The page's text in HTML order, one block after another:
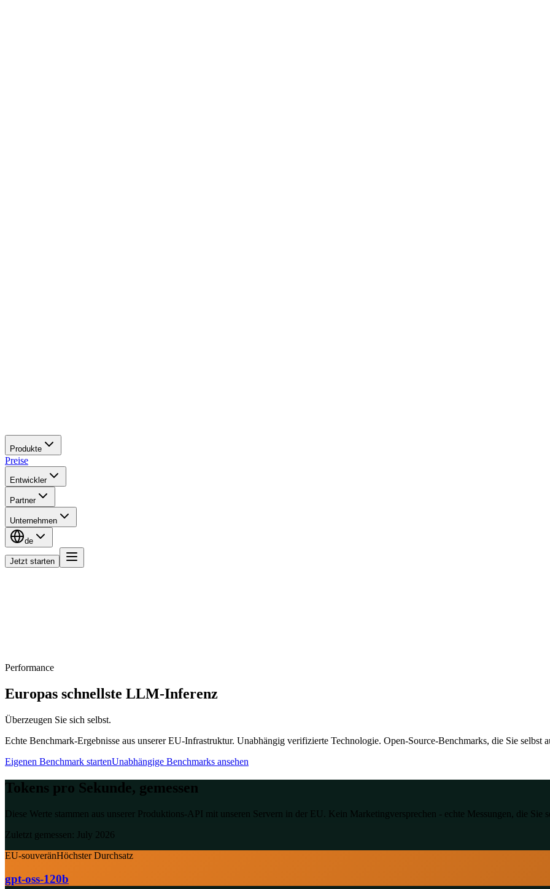
Produkte
Preise
Entwickler
Partner
Unternehmen
de
Jetzt starten
Performance
Europas schnellste LLM-Inferenz
Überzeugen Sie sich selbst.
Echte Benchmark-Ergebnisse aus unserer EU-Infrastruktur. Unabhängig verifizierte Technologie. Open-Source-Benchmarks, die Sie selbst
Eigenen Benchmark startenUnabhängige Benchmarks ansehen
Tokens pro Sekunde, gemessen
Diese Werte stammen aus unserer Produktions-API mit unseren Servern in der EU. Kein Marketingversprechen - echte Messungen, die Sie
Zuletzt gemessen: July 2026
EU-souveränHöchster Durchsatz
gpt-oss-120b